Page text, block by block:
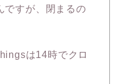
ですが、閉まるの
は14時でクロ